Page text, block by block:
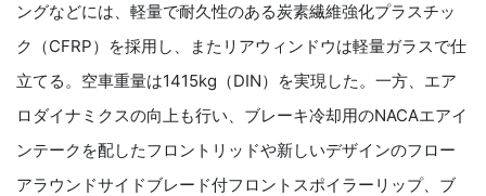
ングなどには、軽量で耐久性のある炭素繊維強化プラスチッ
ク（CFRP）を採用し、またリアウィンドウは軽量ガラスで仕
立てる。空車重量は1415kg（DIN）を実現した。一方、エア
ロダイナミクスの向上も行い、ブレーキ冷却用のNACAエアイ
ンテークを配したフロントリッドや新しいデザインのフロー
アラウンドサイドブレード付フロントスポイラーリップ、ブ